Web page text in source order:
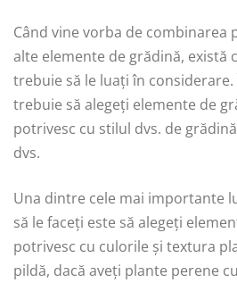
Când vine vorba de combinarea
alte elemente de grădină, există
trebuie să le luați în
trebuie să alegeți elemente de
potrivesc cu stilul dvs. de
dvs.
Una dintre cele mai importante
să le faceți este să alegeți
potrivesc cu culorile și textura
pildă, dacă aveți plante perene